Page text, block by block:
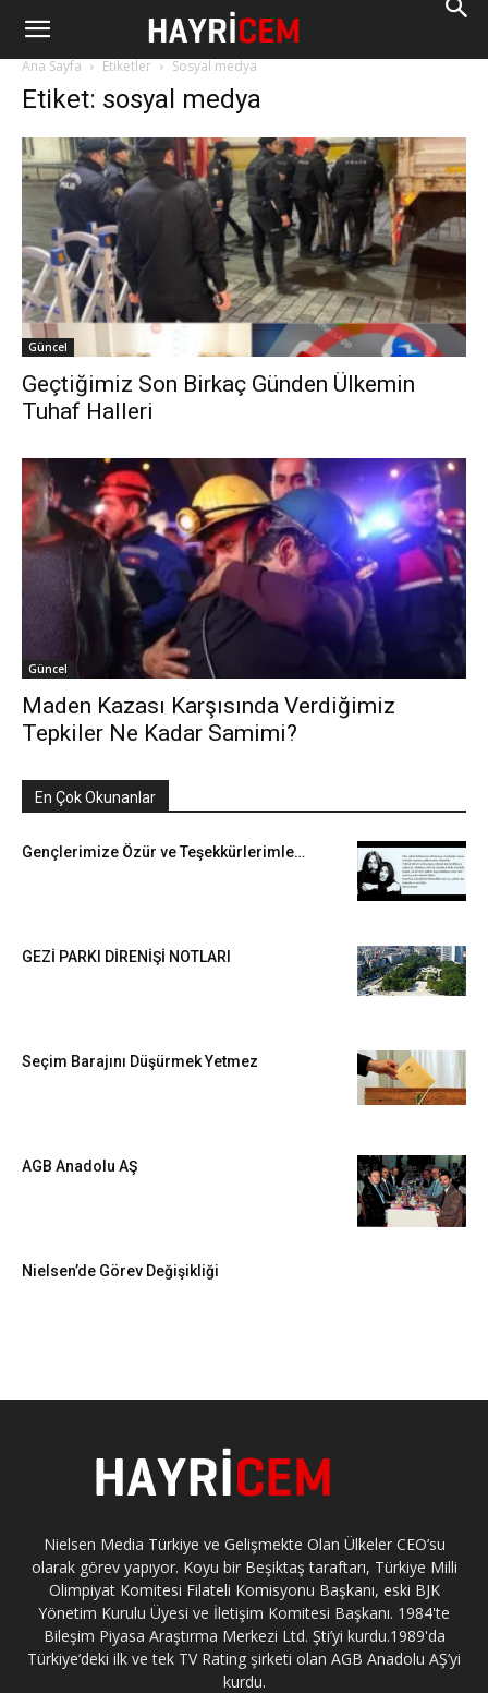
Ana Sayfa Etiketler Sosyal medya
Etiket: sosyal medya
Güncel
Geçtiğimiz Son Birkaç Günden Ülkemin
Tuhaf Halleri
Güncel
Maden Kazası Karşısında Verdiğimiz
Tepkiler Ne Kadar Samimi?
En Çok Okunanlar
Gençlerimize Özür ve Teşekkürlerimle…
GEZİ PARKI DİRENİŞİ NOTLARI
Seçim Barajını Düşürmek Yetmez
AGB Anadolu AŞ
Nielsen’de Görev Değişikliği
Nielsen Media Türkiye ve Gelişmekte Olan Ülkeler CEO’su
olarak görev yapıyor. Koyu bir Beşiktaş taraftarı, Türkiye Milli
Olimpiyat Komitesi Filateli Komisyonu Başkanı, eski BJK
Yönetim Kurulu Üyesi ve İletişim Komitesi Başkanı. 1984'te
Bileşim Piyasa Araştırma Merkezi Ltd. Şti’yi kurdu.1989'da
Türkiye’deki ilk ve tek TV Rating şirketi olan AGB Anadolu AŞ’yi
kurdu.